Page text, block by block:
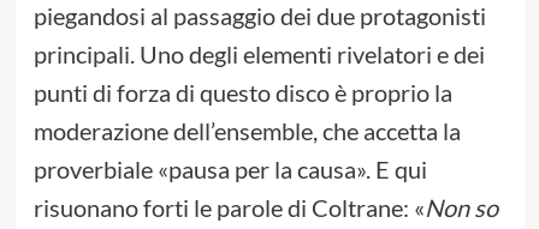
piegandosi al passaggio dei due protagonisti
principali. Uno degli elementi rivelatori e dei
punti di forza di questo disco è proprio la
moderazione dell’ensemble, che accetta la
proverbiale «pausa per la causa». E qui
risuonano forti le parole di Coltrane: «Non so